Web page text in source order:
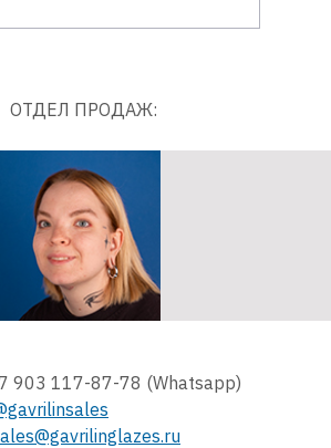
ОТДЕЛ ПРОДАЖ:
903 117-87-78 (Whatsapp)